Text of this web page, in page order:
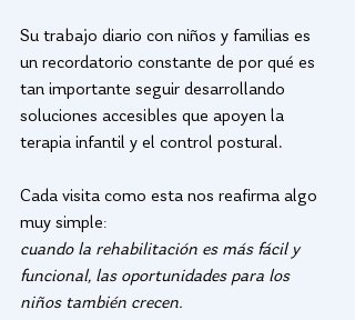
Su trabajo diario con niños y familias es
un recordatorio constante de por qué es
tan importante seguir desarrollando
soluciones accesibles que apoyen la
terapia infantil y el control postural.
Cada visita como esta nos reafirma algo
muy simple:
cuando la rehabilitación es más fácil y
funcional, las oportunidades para los
niños también crecen.